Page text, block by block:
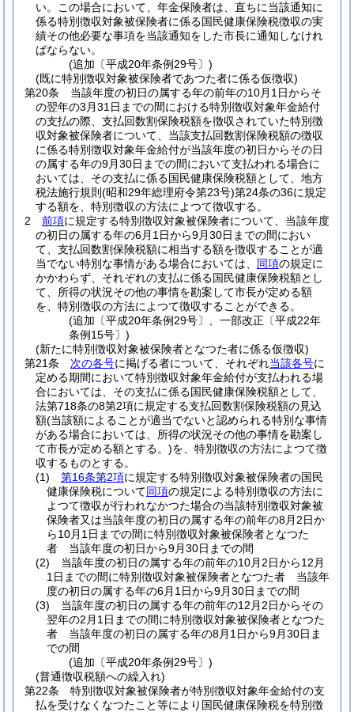
い。
この場合において、年金保険者は、直ちに当該通知に
係る特別徴収対象被保険者に係る国民健康保険税徴収の実
績その他必要な事項を当該通知をした市長に通知しなけれ
ばならない。
(追加〔平成20年条例29号〕)
(既に特別徴収対象被保険者であつた者に係る仮徴収)
第20条
当該年度の初日の属する年の前年の10月1日からそ
の翌年の3月31日までの間における特別徴収対象年金給付
の支払の際、支払回数割保険税額を徴収されていた特別徴
収対象被保険者について、当該支払回数割保険税額の徴収
に係る特別徴収対象年金給付が当該年度の初日からその日
の属する年の9月30日までの間において支払われる場合に
おいては、その支払に係る国民健康保険税額として、地方
税法施行規則 (昭和29年総理府令第23号)第24条の36に規定
する額を、特別徴収の方法によつて徴収する。
2
前項に規定する特別徴収対象被保険者について、当該年度
の初日の属する年の6月1日から9月30日までの間におい
て、支払回数割保険税額に相当する額を徴収することが適
当でない特別な事情がある場合においては、 同項の規定に
かかわらず、それぞれの支払に係る国民健康保険税額とし
て、所得の状況その他の事情を勘案して市長が定める額
を、特別徴収の方法によつて徴収することができる。
(追加〔平成20年条例29号〕、一部改正〔平成22年
条例15号〕)
(新たに特別徴収対象被保険者となつた者に係る仮徴収)
第21条
次の各号に掲げる者について、それぞれ当該各号に
定める期間において特別徴収対象年金給付が支払われる場
合においては、その支払に係る国民健康保険税額として、
法第718条の8第2項に規定する支払回数割保険税額の見込
額(当該額によることが適当でないと認められる特別な事情
がある場合においては、所得の状況その他の事情を勘案し
て市長が定める額とする。)を、特別徴収の方法によつて徴
収するものとする。
(1)
第16条第2項に規定する特別徴収対象被保険者の国民
健康保険税について同項の規定による特別徴収の方法に
よつて徴収が行われなかつた場合の当該特別徴収対象被
保険者又は当該年度の初日の属する年の前年の8月2日か
ら10月1日までの間に特別徴収対象被保険者となつた
者 当該年度の初日から9月30日までの間
(2)
当該年度の初日の属する年の前年の10月2日から12月
1日までの間に特別徴収対象被保険者となつた者 当該年
度の初日の属する年の6月1日から9月30日までの間
(3)
当該年度の初日の属する年の前年の12月2日からその
翌年の2月1日までの間に特別徴収対象被保険者となつた
者 当該年度の初日の属する年の8月1日から9月30日ま
での間
(追加〔平成20年条例29号〕)
(普通徴収税額への繰入れ)
第22条
特別徴収対象被保険者が特別徴収対象年金給付の支
払を受けなくなつたこと等により国民健康保険税を特別徴